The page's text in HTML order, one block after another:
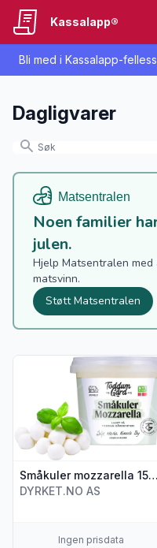
Bli med i Kassalapp-
Kassalapp®
Dagligvarer
Noen familier
julen.
Hjelp Matsentralen
matsvinn.
Støtt Matsentralen
Småkuler mozzarella 150 g
DYRKET.NO AS
Ingen prisdata
Vis flere detaljer for